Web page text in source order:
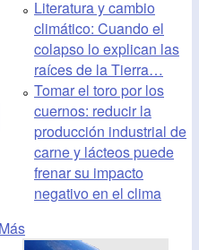
Literatura y cambio
climático: Cuando el
colapso lo explican las
raíces de la Tierra…
Tomar el toro por los
cuernos: reducir la
producción industrial de
carne y lácteos puede
frenar su impacto
negativo en el clima
Más